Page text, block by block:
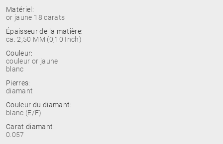
Matériel:
or jaune 18 carats
Épaisseur de la matière:
ca. 2,50 MM (0,10 Inch)
Couleur:
couleur or jaune
blanc
Pierres:
diamant
Couleur du diamant:
blanc (E/F)
Carat diamant:
0.057